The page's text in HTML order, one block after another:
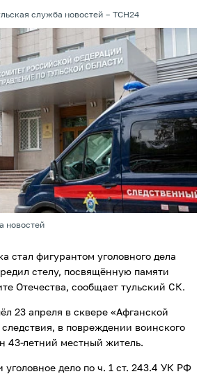
служба новостей ТСН24
новостей
стал фигурантом уголовного дела
стелу, посвящённую памяти
Отечества, сообщает тульский СК.
23 апреля в сквере «Афганской
в повреждении воинского
43-летний местный житель.
уголовное дело по ч. 1 ст. 243.4 УК РФ